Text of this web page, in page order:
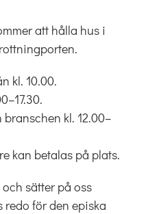
att hålla hus i
kl. 10.00.
kl. 12.00–
kan betalas på plats.
sätter på oss
för den episka